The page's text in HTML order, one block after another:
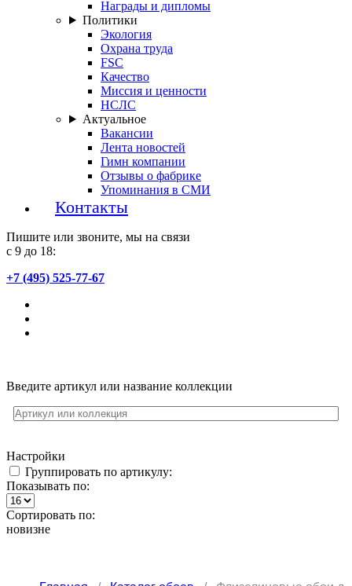
Награды и дипломы
Политики
Экология
Охрана труда
FSC
Качество
Миссия и ценности
НСЛС
Актуальное
Вакансии
Лента новостей
Гимн компании
Отзывы о фабрике
Упоминания в СМИ
Контакты
Пишите или звоните, мы на связи
с 9 до 18:
+7 (495) 525-77-67
Введите артикул или название коллекции
Настройки
Группировать по артикулу:
Показывать по:
Сортировать по:
новизне